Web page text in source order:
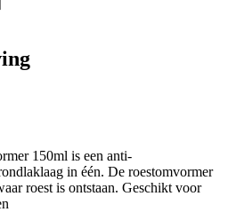
150ml is een anti-
in één. De roestomvormer
roest is ontstaan. Geschikt voor